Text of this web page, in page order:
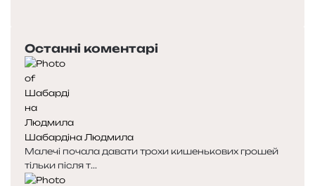
р
е
д
н
я
с
т
о
р
і
т
у
п
н
а
с
т
о
р
і
Останні коментарі
Шабардіна Людмила
Малечі почала давати трохи кишенькових грошей
тільки після т...